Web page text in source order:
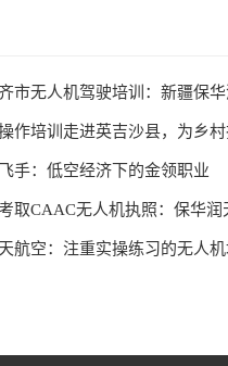
市无人机驾驶培训：新疆保
作培训走进英吉沙县，为乡
手：低空经济下的金领职业
取CAAC无人机执照：保华润
航空：注重实操练习的无人机